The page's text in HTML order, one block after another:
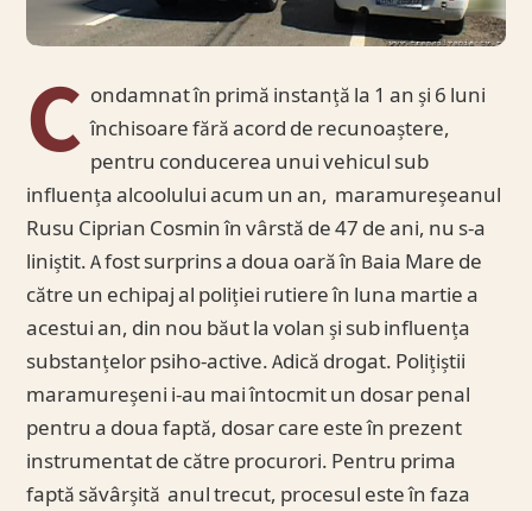
C ondamnat în primă instanță la 1 an și 6 luni
închisoare fără acord de recunoaștere,
pentru conducerea unui vehicul sub
influența alcoolului acum un an, maramureșeanul
Rusu Ciprian Cosmin în vârstă de 47 de ani, nu s-a
liniștit. A fost surprins a doua oară în Baia Mare de
către un echipaj al poliției rutiere în luna martie a
acestui an, din nou băut la volan și sub influența
substanțelor psiho-active. Adică drogat. Polițiștii
maramureșeni i-au mai întocmit un dosar penal
pentru a doua faptă, dosar care este în prezent
instrumentat de către procurori. Pentru prima
faptă săvârșită anul trecut, procesul este în faza